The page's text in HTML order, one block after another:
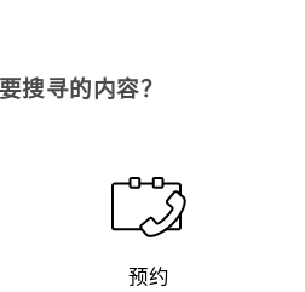
搜寻的内容？
预约